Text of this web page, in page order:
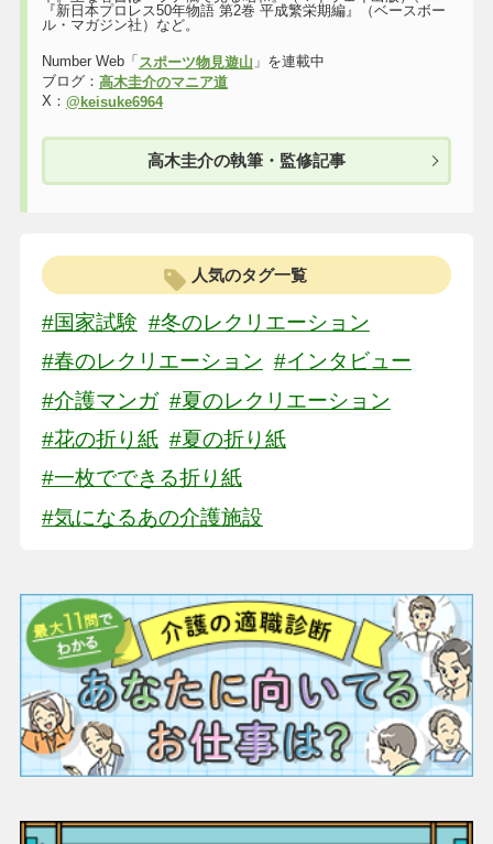
『新日本プロレス50年物語 第2巻 平成繁栄期編』（ベースボー
ル・マガジン社）など。
Number Web「 スポーツ物見遊山 」を連載中
ブログ： 高木圭介のマニア道
X： @keisuke6964
高木圭介の執筆・監修記事
人気のタグ一覧
#国家試験 #冬のレクリエーション
#春のレクリエーション #インタビュー
#介護マンガ #夏のレクリエーション
#花の折り紙 #夏の折り紙
#一枚でできる折り紙
#気になるあの介護施設